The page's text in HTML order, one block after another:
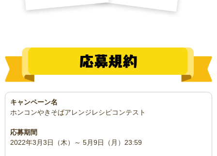
キャンペーン名
ホンコンやきそばアレンジレシピコンテスト
応募期間
2022年3月3日（木）～ 5月9日（月）23:59